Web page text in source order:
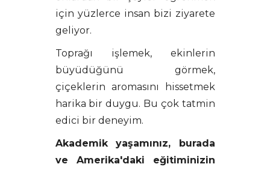
için yüzlerce insan bizi ziyarete
geliyor.
Toprağı işlemek, ekinlerin
büyüdüğünü görmek,
çiçeklerin aromasını hissetmek
harika bir duygu. Bu çok tatmin
edici bir deneyim.
Akademik yaşamınız, burada
ve Amerika'daki eğitiminizin